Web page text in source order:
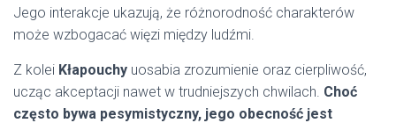
Jego interakcje ukazują, że różnorodność charakterów
może wzbogacać więzi między ludźmi.
Z kolei Kłapouchy uosabia zrozumienie oraz cierpliwość,
ucząc akceptacji nawet w trudniejszych chwilach. Choć
często bywa pesymistyczny, jego obecność jest